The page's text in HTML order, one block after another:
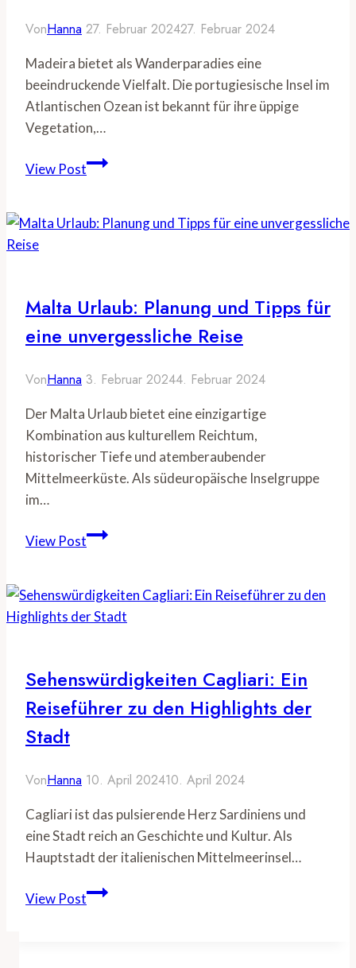
VonHanna 27. Februar 202427. Februar 2024
Madeira bietet als Wanderparadies eine
beeindruckende Vielfalt. Die portugiesische Insel im
Atlantischen Ozean ist bekannt für ihre üppige
Vegetation,…
View PostMadeira
Ultimative
besten
Routen
Malta Urlaub: Planung und Tipps für
eine unvergessliche Reise
VonHanna 3. Februar 20244. Februar 2024
Der Malta Urlaub bietet eine einzigartige
Kombination aus kulturellem Reichtum,
historischer Tiefe und atemberaubender
Mittelmeerküste. Als südeuropäische Inselgruppe
im…
View PostMalta
und
Tipps
unvergessliche
Reise
Sehenswürdigkeiten Cagliari: Ein
Reiseführer zu den Highlights der
Stadt
VonHanna 10. April 202410. April 2024
Cagliari ist das pulsierende Herz Sardiniens und
eine Stadt reich an Geschichte und Kultur. Als
Hauptstadt der italienischen Mittelmeerinsel…
View PostSehenswürdigkeiten